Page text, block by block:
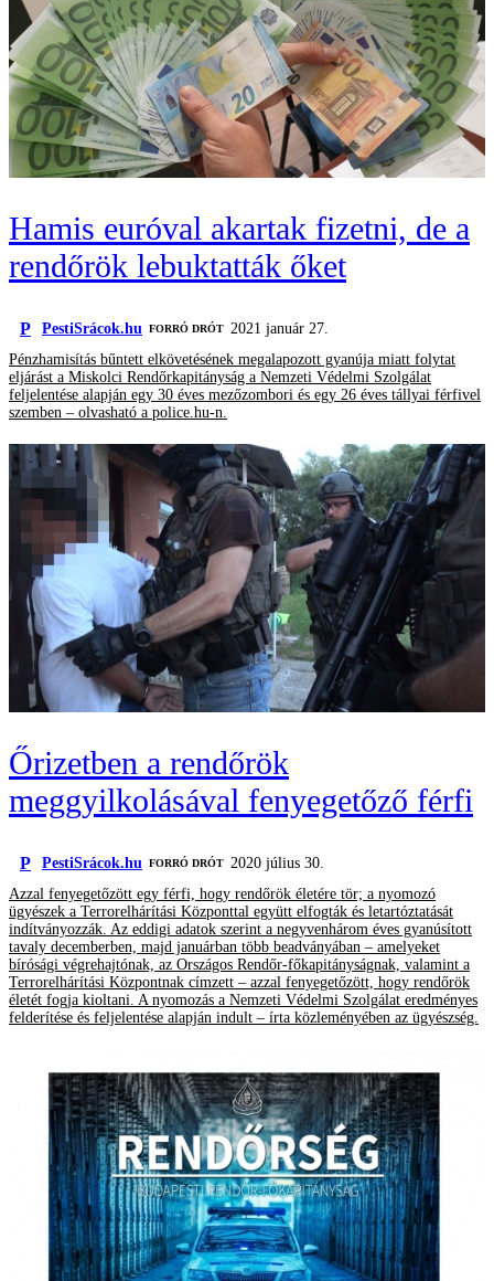
Hamis euróval akartak fizetni, de a
rendőrök lebuktatták őket
P PestiSrácok.hu FORRÓ DRÓT 2021 január 27.
Pénzhamisítás bűntett elkövetésének megalapozott gyanúja miatt folytat
eljárást a Miskolci Rendőrkapitányság a Nemzeti Védelmi Szolgálat
feljelentése alapján egy 30 éves mezőzombori és egy 26 éves tállyai férfivel
szemben – olvasható a police.hu-n.
Őrizetben a rendőrök
meggyilkolásával fenyegetőző férfi
P PestiSrácok.hu FORRÓ DRÓT 2020 július 30.
Azzal fenyegetőzött egy férfi, hogy rendőrök életére tör; a nyomozó
ügyészek a Terrorelhárítási Központtal együtt elfogták és letartóztatását
indítványozzák. Az eddigi adatok szerint a negyvenhárom éves gyanúsított
tavaly decemberben, majd januárban több beadványában – amelyeket
bírósági végrehajtónak, az Országos Rendőr-főkapitányságnak, valamint a
Terrorelhárítási Központnak címzett – azzal fenyegetőzött, hogy rendőrök
életét fogja kioltani. A nyomozás a Nemzeti Védelmi Szolgálat eredményes
felderítése és feljelentése alapján indult – írta közleményében az ügyészség.